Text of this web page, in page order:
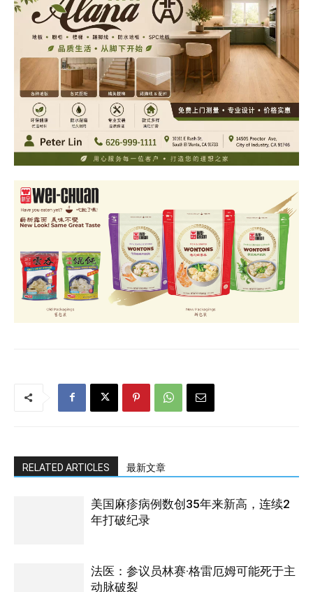
RELATED ARTICLES 最新文章
美国麻疹病例数创35年来新高，连续2
年打破纪录
法医：参议员林赛·格雷厄姆可能死于主
动脉破裂